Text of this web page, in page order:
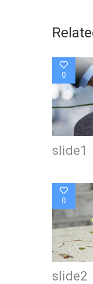
0
slide1
0
slide2